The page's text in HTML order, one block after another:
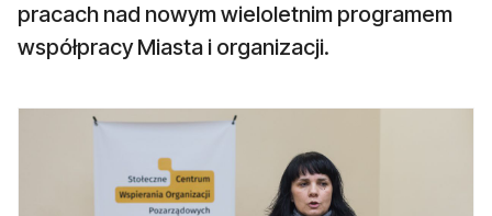
pracach nad nowym wieloletnim programem
współpracy Miasta i organizacji.